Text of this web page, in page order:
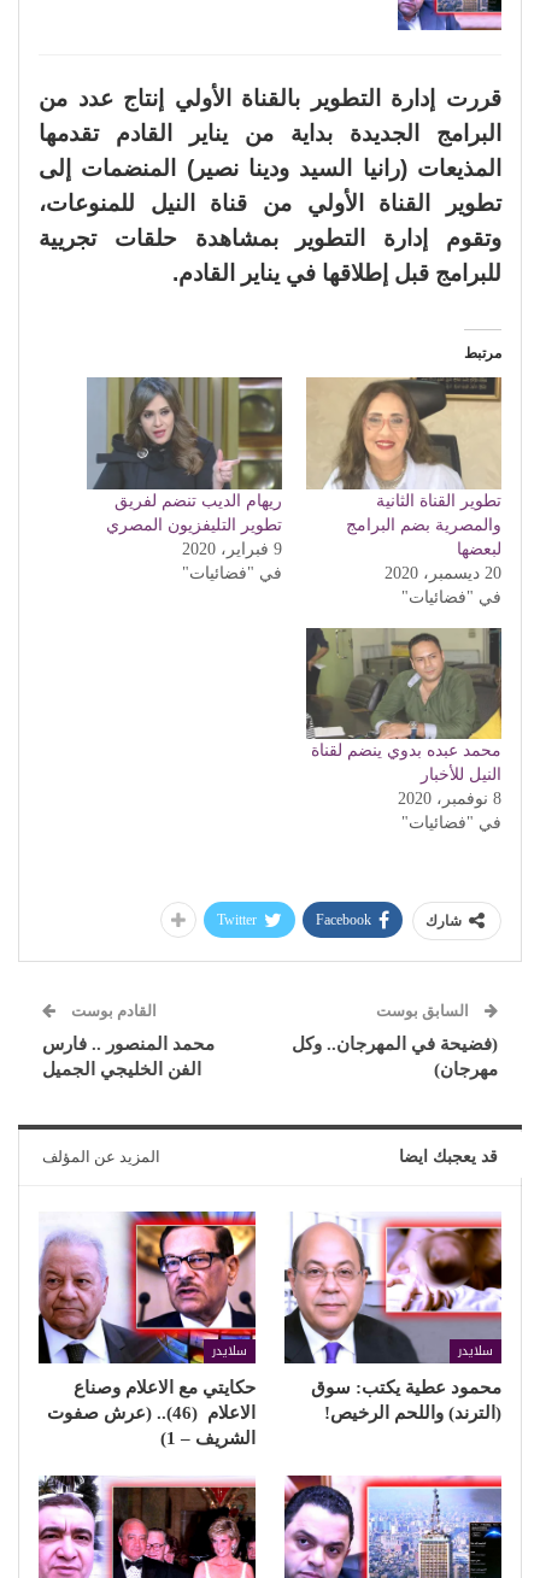
قررت إدارة التطوير بالقناة الأولي إنتاج عدد من
البرامج الجديدة بداية من يناير القادم تقدمها
المذيعات (رانيا السيد ودينا نصير) المنضمات إلى
تطوير القناة الأولي من قناة النيل للمنوعات،
وتقوم إدارة التطوير بمشاهدة حلقات تجريية
للبرامج قبل إطلاقها في يناير القادم.
مرتبط
تطوير القناة الثانية
والمصرية بضم البرامج
لبعضها
20 ديسمبر، 2020
في "فضائيات"
ريهام الديب تنضم لفريق
تطوير التليفزيون المصري
9 فبراير، 2020
في "فضائيات"
محمد عبده بدوي ينضم لقناة
النيل للأخبار
8 نوفمبر، 2020
في "فضائيات"
شارك Facebook
Twitter
السابق بوست
(فضيحة في المهرجان.. وكل
مهرجان)
القادم بوست
محمد المنصور .. فارس
الفن الخليجي الجميل
قد يعجبك ايضا المزيد عن المؤلف
سلايدر
محمود عطية يكتب: سوق
(الترند) واللحم الرخيص!
سلايدر
حكايتي مع الاعلام وصناع
الاعلام (46).. (عرش صفوت
الشريف – 1)